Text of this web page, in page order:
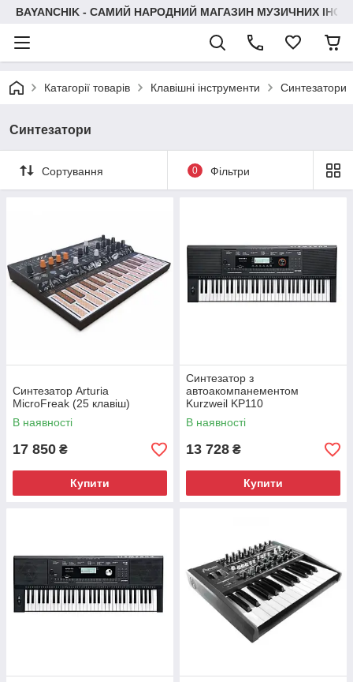
BAYANCHIK - САМИЙ НАРОДНИЙ МАГАЗИН МУЗИЧНИХ
Катагорії товарів Клавішні інструменти Синтезатори
Синтезатори
Сортування 0 Фільтри
Синтезатор Arturia
MicroFreak (25 клавіш)
В наявності
17 850 ₴
Купити
Синтезатор з
автоакомпанементом
Kurzweil KP110
В наявності
13 728 ₴
Купити